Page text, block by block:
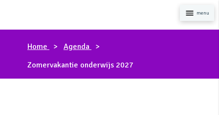
Home
Agenda
Zomervakantie onderwijs 2027